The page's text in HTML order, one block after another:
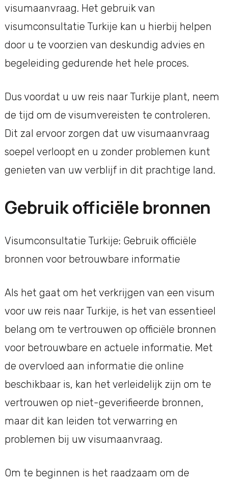
visumaanvraag. Het gebruik van
visumconsultatie Turkije kan u hierbij helpen
door u te voorzien van deskundig advies en
begeleiding gedurende het hele proces.
Dus voordat u uw reis naar Turkije plant, neem
de tijd om de visumvereisten te controleren.
Dit zal ervoor zorgen dat uw visumaanvraag
soepel verloopt en u zonder problemen kunt
genieten van uw verblijf in dit prachtige land.
Gebruik officiële bronnen
Visumconsultatie Turkije: Gebruik officiële
bronnen voor betrouwbare informatie
Als het gaat om het verkrijgen van een visum
voor uw reis naar Turkije, is het van essentieel
belang om te vertrouwen op officiële bronnen
voor betrouwbare en actuele informatie. Met
de overvloed aan informatie die online
beschikbaar is, kan het verleidelijk zijn om te
vertrouwen op niet-geverifieerde bronnen,
maar dit kan leiden tot verwarring en
problemen bij uw visumaanvraag.
Om te beginnen is het raadzaam om de